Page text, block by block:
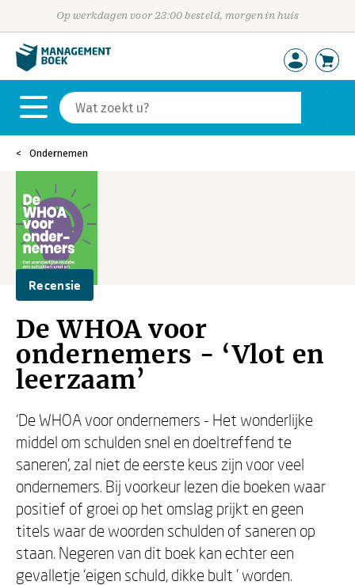
Op werkdagen voor 23:00 besteld, morgen in huis
Ondernemen
Recensie
De WHOA voor
ondernemers - ‘Vlot en
leerzaam’
‘De WHOA voor ondernemers - Het wonderlijke
middel om schulden snel en doeltreffend te
saneren’, zal niet de eerste keus zijn voor veel
ondernemers. Bij voorkeur lezen die boeken waar
positief of groei op het omslag prijkt en geen
titels waar de woorden schulden of saneren op
staan. Negeren van dit boek kan echter een
gevalletje ‘eigen schuld, dikke bult ’ worden.